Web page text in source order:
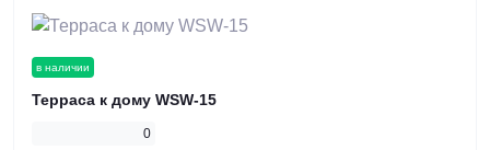
в наличии
Терраса к дому WSW-15
0